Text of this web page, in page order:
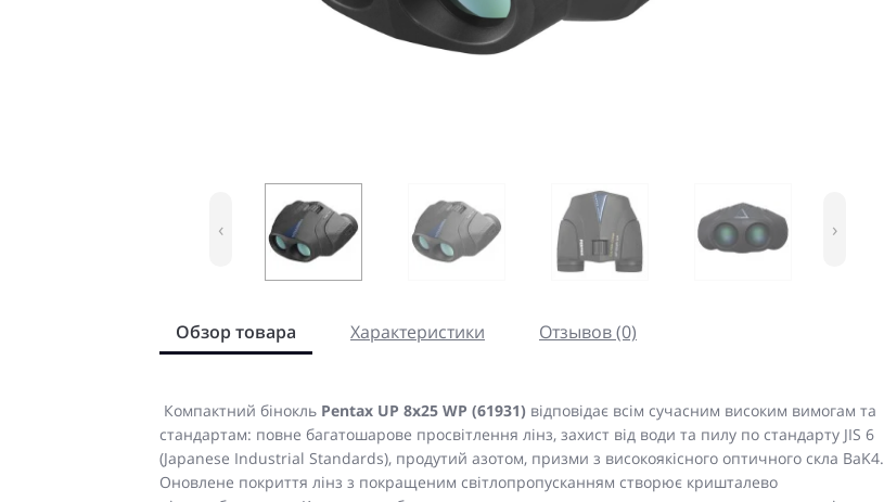
‹ ›
Обзор товара Характеристики Отзывов (0)
Компактний бінокль Pentax UP 8x25 WP (61931) відповідає всім сучасним високим вимогам та
стандартам: повне багатошарове просвітлення лінз, захист від води та пилу по стандарту JIS 6
(Japanese Industrial Standards), продутий азотом, призми з високоякісного оптичного скла BaK4.
Оновлене покриття лінз з покращеним світлопропусканням створює кришталево